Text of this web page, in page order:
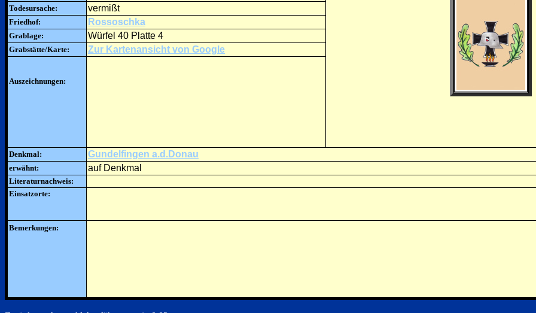
Todesursache:
vermißt
Friedhof: Rossoschka
Grablage: Würfel 40 Platte 4
Grabstätte/Karte: Zur Kartenansicht von Google
Auszeichnungen:
Denkmal: Gundelfingen a.d.Donau
erwähnt: auf Denkmal
Literaturnachweis:
Einsatzorte:
Bemerkungen: